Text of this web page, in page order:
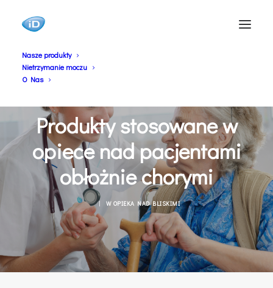
Nasze produkty
Nietrzymanie moczu
O Nas
Produkty stosowane w
opiece nad pacjentami
obłożnie chorymi
| W OPIEKA NAD BLISKIMI